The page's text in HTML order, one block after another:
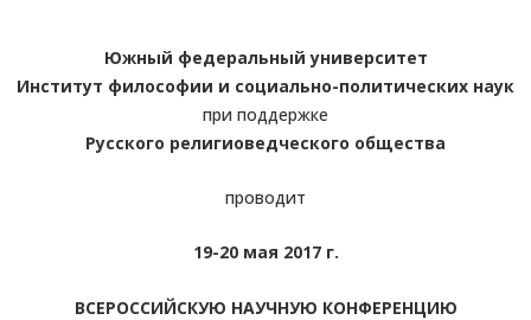
Южный федеральный университет
Институт философии и социально-политических наук
при поддержке
Русского религиоведческого общества
проводит
19-20 мая 2017 г.
ВСЕРОССИЙСКУЮ НАУЧНУЮ КОНФЕРЕНЦИЮ